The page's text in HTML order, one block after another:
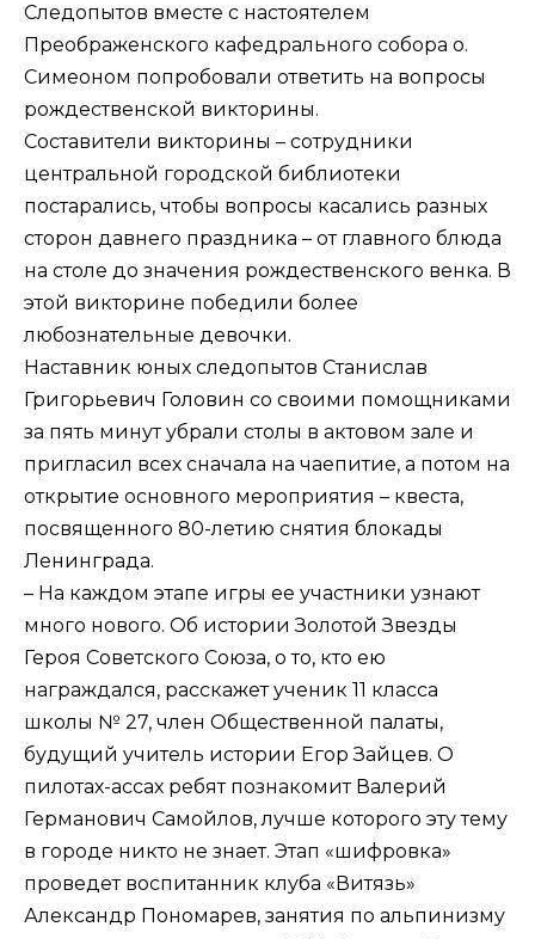
Следопытов вместе с настоятелем
Преображенского кафедрального собора о.
Симеоном попробовали ответить на вопросы
рождественской викторины.
Составители викторины – сотрудники
центральной городской библиотеки
постарались, чтобы вопросы касались разных
сторон давнего праздника – от главного блюда
на столе до значения рождественского венка. В
этой викторине победили более
любознательные девочки.
Наставник юных следопытов Станислав
Григорьевич Головин со своими помощниками
за пять минут убрали столы в актовом зале и
пригласил всех сначала на чаепитие, а потом на
открытие основного мероприятия – квеста,
посвященного 80-летию снятия блокады
Ленинграда.
– На каждом этапе игры ее участники узнают
много нового. Об истории Золотой Звезды
Героя Советского Союза, о то, кто ею
награждался, расскажет ученик 11 класса
школы № 27, член Общественной палаты,
будущий учитель истории Егор Зайцев. О
пилотах-ассах ребят познакомит Валерий
Германович Самойлов, лучше которого эту тему
в городе никто не знает. Этап «шифровка»
проведет воспитанник клуба «Витязь»
Александр Пономарев, занятия по альпинизму